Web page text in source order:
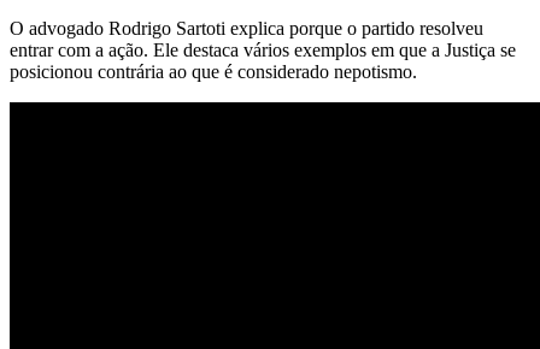
O advogado Rodrigo Sartoti explica porque o partido resolveu
entrar com a ação. Ele destaca vários exemplos em que a Justiça se
posicionou contrária ao que é considerado nepotismo.